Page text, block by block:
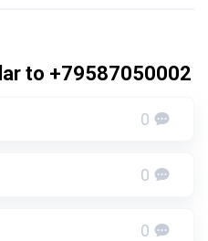
to +79587050002
0
0
0